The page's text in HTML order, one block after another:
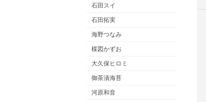
石田スイ
石田拓実
海野つなみ
楳図かずお
大久保ヒロミ
御茶漬海苔
河原和音